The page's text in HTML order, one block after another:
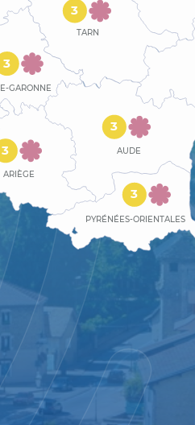
3
TARN
3
AUDE
3
GARONNE
3
PYRÉNÉES-ORIENTALES
3
ARIÈGE